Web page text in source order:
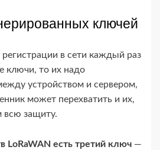
ключей
в сети каждый раз
ключи, то их надо
устройством и сервером,
может перехватить и их,
защиту.
LoRaWAN есть третий ключ —